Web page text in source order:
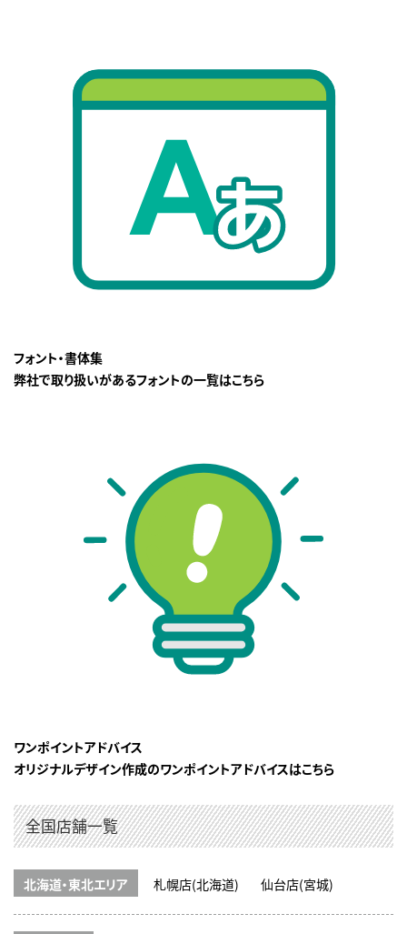
フォント・書体集
弊社で取り扱いがあるフォントの一覧はこちら
ワンポイントアドバイス
オリジナルデザイン作成のワンポイントアドバイスはこちら
全国店舗一覧
北海道・東北エリア 札幌店(北海道) 仙台店(宮城)